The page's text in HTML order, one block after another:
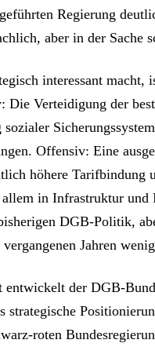
Regierung
aber in der Sache
interessant
Verteidigung der
Offensiv: Eine
höhere Tarifbindung
in Infrastruktur und
DGB-Politik,
Jahren
entwickelt der DGB-
strategische
roten